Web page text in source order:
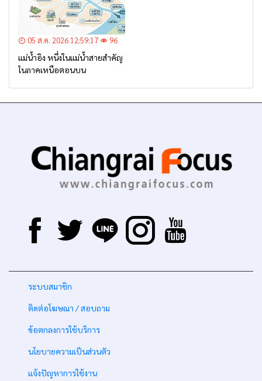
05 ส.ค. 2026 12:59:17 96
แม่น้ำอิง หนึ่งในแม่น้ำสายสำคัญ
ในภาคเหนือตอนบน
ระบบสมาชิก
ติดต่อโฆษณา / สอบถาม
ข้อตกลงการใช้บริการ
นโยบายความเป็นส่วนตัว
แจ้งปัญหาการใช้งาน